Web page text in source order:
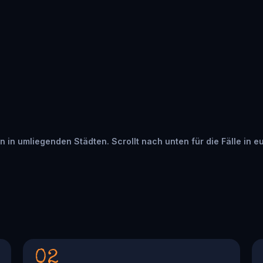
in umliegenden Städten. Scrollt nach unten für die Fälle in
02